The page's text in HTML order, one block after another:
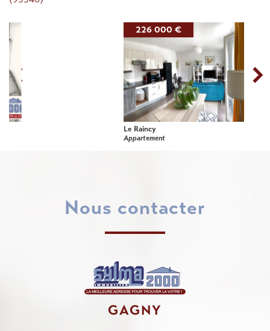
nous contacter
GAGNY